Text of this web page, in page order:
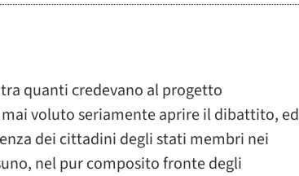
quanti credevano al progetto
voluto seriamente aprire il dibattito, ed
dei cittadini degli stati membri nei
nel pur composito fronte degli